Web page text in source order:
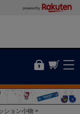
powered by
ション小物